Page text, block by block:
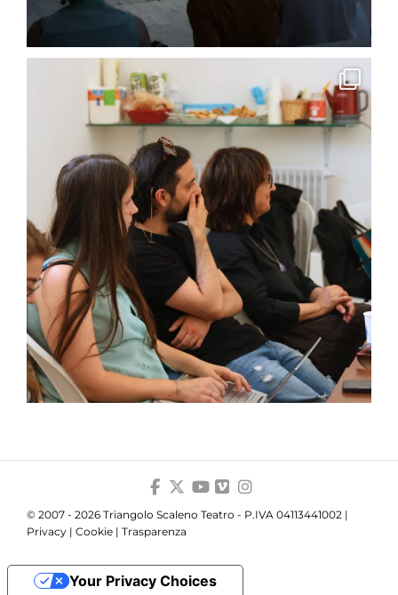
© 2007 - 2026 Triangolo Scaleno Teatro - P.IVA 04113441002 |
Privacy | Cookie | Trasparenza
Your Privacy Choices